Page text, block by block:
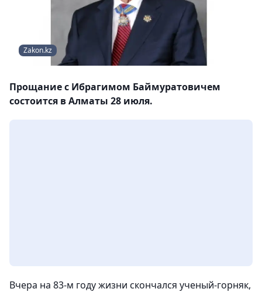
Zakon.kz
Прощание с Ибрагимом Баймуратовичем
состоится в Алматы 28 июля.
Вчера на 83-м году жизни скончался ученый-горняк,